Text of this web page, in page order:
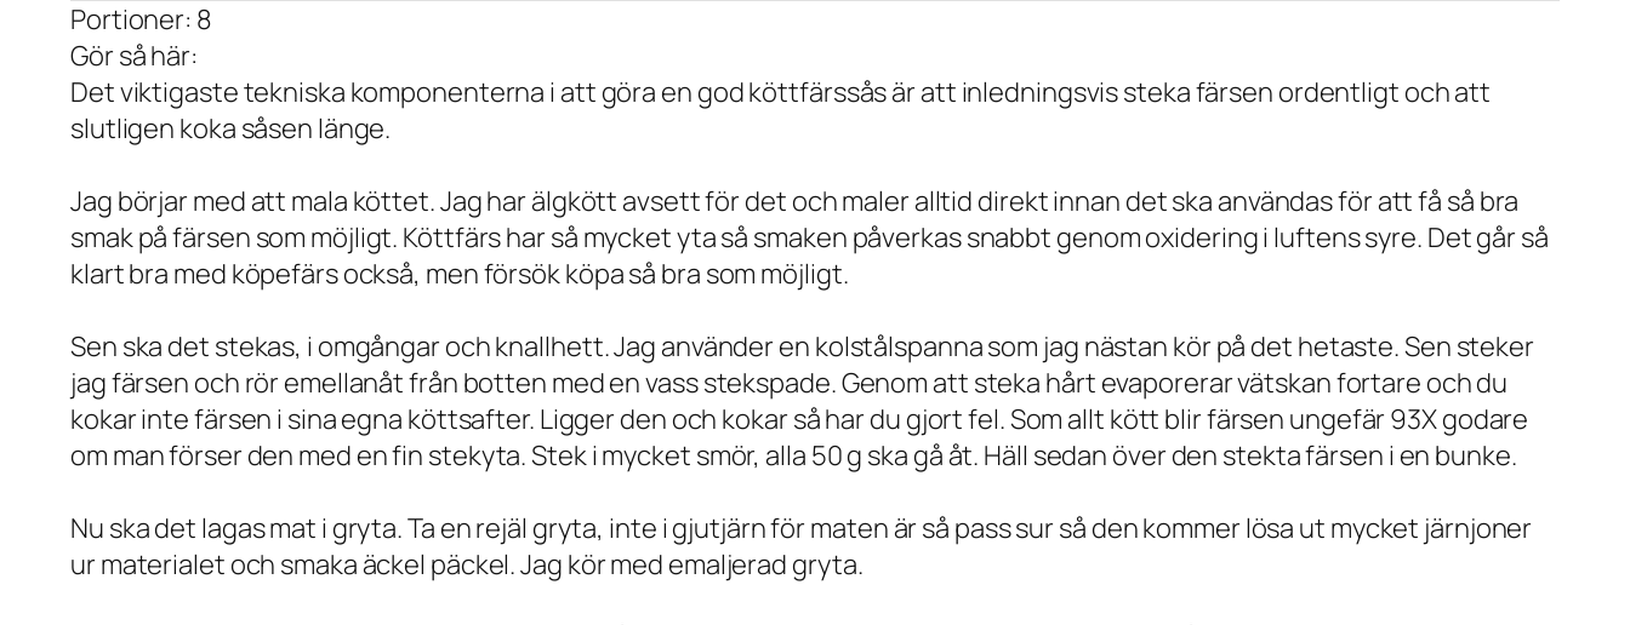
Portioner: 8
Gör så här:
Det viktigaste tekniska komponenterna i att göra en god köttfärssås är att inledningsvis steka färsen ordentligt och att
slutligen koka såsen länge.
Jag börjar med att mala köttet. Jag har älgkött avsett för det och maler alltid direkt innan det ska användas för att få så bra
smak på färsen som möjligt. Köttfärs har så mycket yta så smaken påverkas snabbt genom oxidering i luftens syre. Det går så
klart bra med köpefärs också, men försök köpa så bra som möjligt.
Sen ska det stekas, i omgångar och knallhett. Jag använder en kolstålspanna som jag nästan kör på det hetaste. Sen steker
jag färsen och rör emellanåt från botten med en vass stekspade. Genom att steka hårt evaporerar vätskan fortare och du
kokar inte färsen i sina egna köttsafter. Ligger den och kokar så har du gjort fel. Som allt kött blir färsen ungefär 93X godare
om man förser den med en fin stekyta. Stek i mycket smör, alla 50 g ska gå åt. Häll sedan över den stekta färsen i en bunke.
Nu ska det lagas mat i gryta. Ta en rejäl gryta, inte i gjutjärn för maten är så pass sur så den kommer lösa ut mycket järnjoner
ur materialet och smaka äckel päckel. Jag kör med emaljerad gryta.